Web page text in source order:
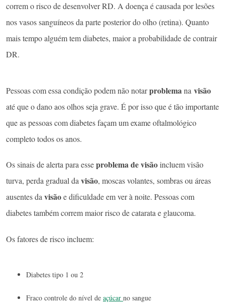
correm o risco de desenvolver RD. A doença é causada por lesões
nos vasos sanguíneos da parte posterior do olho (retina). Quanto
mais tempo alguém tem diabetes, maior a probabilidade de contrair
DR.
Pessoas com essa condição podem não notarproblemana visão
até que o dano aos olhos seja grave. É por isso que é tão importante
que as pessoas com diabetes façam um exame oftalmológico
completo todos os anos.
Os sinais de alerta para esseproblema de visãoincluem visão
turva, perda gradual davisão, moscas volantes, sombras ou áreas
ausentes davisãoe dificuldade em ver à noite. Pessoas com
diabetes também correm maior risco de catarata e glaucoma.
Os fatores de risco incluem:
Diabetes tipo 1 ou 2
Fraco controle do nível de açúcar no sangue